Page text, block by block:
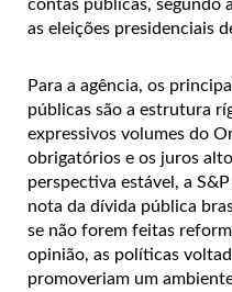
contas públicas, segundo
as eleições presidenciais
Para a agência, os
públicas são a estrutura
expressivos volumes do
obrigatórios e os juros
perspectiva estável, a
nota da dívida pública
se não forem feitas
opinião, as políticas
promoveriam um